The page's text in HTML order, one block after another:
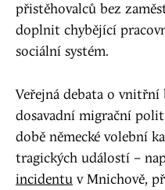
přistěhovalců bez
doplnit chybějící
sociální systém.
Veřejná debata o
dosavadní migrační
době německé volební
tragických událostí –
incidentu v Mnichově,